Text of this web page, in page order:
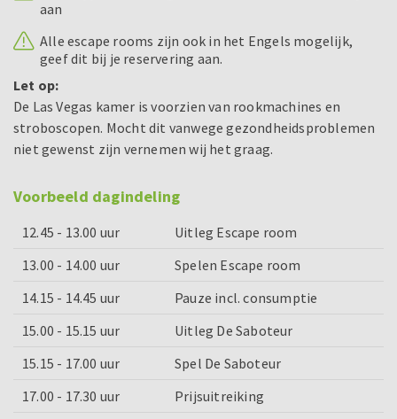
aan
Alle escape rooms zijn ook in het Engels mogelijk,
geef dit bij je reservering aan.
Let op:
De Las Vegas kamer is voorzien van rookmachines en
stroboscopen. Mocht dit vanwege gezondheidsproblemen
niet gewenst zijn vernemen wij het graag.
Voorbeeld dagindeling
12.45 - 13.00 uur
Uitleg Escape room
13.00 - 14.00 uur
Spelen Escape room
14.15 - 14.45 uur
Pauze incl. consumptie
15.00 - 15.15 uur
Uitleg De Saboteur
15.15 - 17.00 uur
Spel De Saboteur
17.00 - 17.30 uur
Prijsuitreiking